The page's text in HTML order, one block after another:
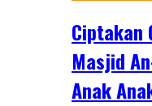
Ciptakan
Masjid
Anak